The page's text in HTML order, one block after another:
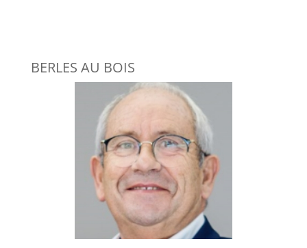
BERLES AU BOIS